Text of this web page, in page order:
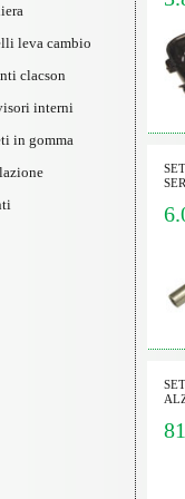
prodotti;
preventivo
anche in
dell'ordine e le
del
da sigla e
di telaio 111 o
spedizione vanno
della partenza
carta postepay o
leva cambio
clacson
interni
in gomma